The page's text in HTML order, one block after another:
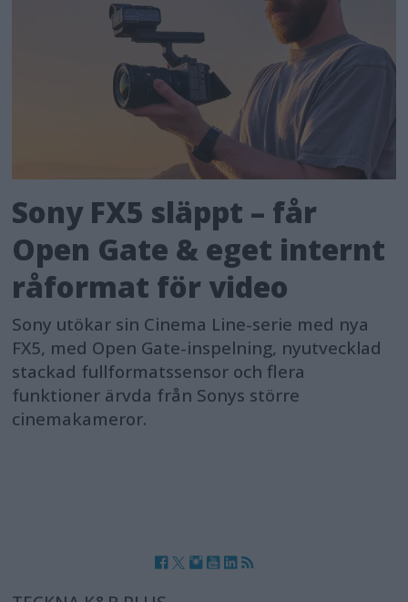
Sony FX5 släppt – får
Open Gate & eget internt
råformat för video
Sony utökar sin Cinema Line-serie med nya
FX5, med Open Gate-inspelning, nyutvecklad
stackad fullformatssensor och flera
funktioner ärvda från Sonys större
cinemakameror.